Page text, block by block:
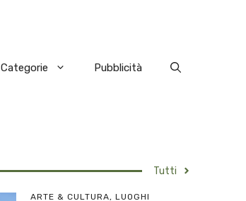
Categorie Pubblicità
Tutti
ARTE & CULTURA, LUOGHI